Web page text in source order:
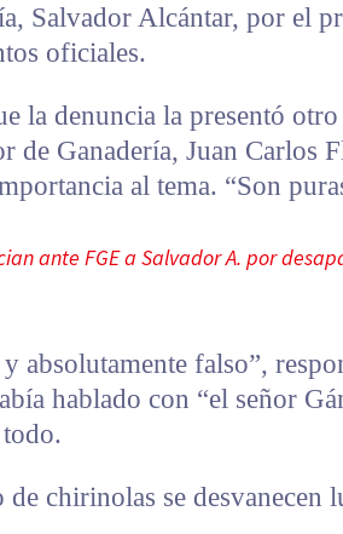
Salvador Alcántar, por el
oficiales.
la denuncia la presentó
de Ganadería, Juan Carlos
al tema. “Son
ante FGE a Salvador A. por
y absolutamente falso”,
hablado con “el señor
de chirinolas se desvanecen